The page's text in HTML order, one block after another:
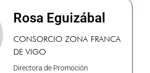
Rosa Eguizábal
CONSORCIO ZONA FRANCA
DE VIGO
Directora de Promoción